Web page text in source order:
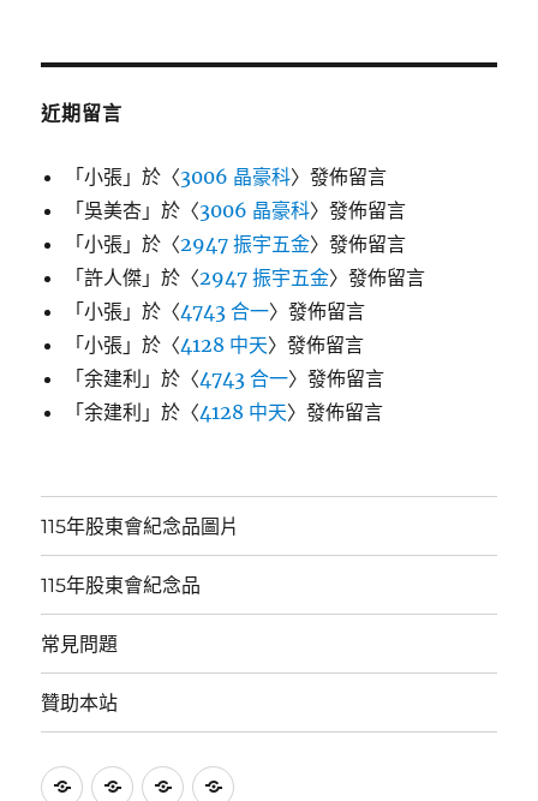
近期留言
「小張 」於〈3006 晶豪科〉發佈留言
「吳美杏 」於〈3006 晶豪科〉發佈留言
「小張 」於〈2947 振宇五金〉發佈留言
「許人傑 」於〈2947 振宇五金〉發佈留言
「小張 」於〈4743 合一〉發佈留言
「小張 」於〈4128 中天〉發佈留言
「余建利 」於〈4743 合一〉發佈留言
「余建利 」於〈4128 中天〉發佈留言
115年股東會紀念品圖片
115年股東會紀念品
常見問題
贊助本站
115 115 常 贊